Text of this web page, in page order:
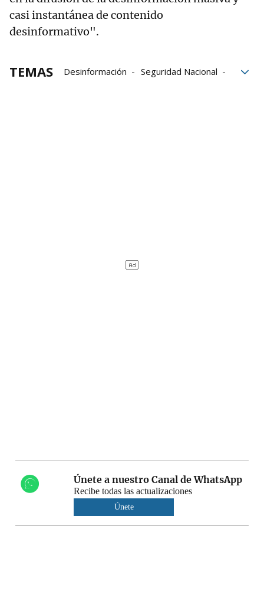
casi instantánea de contenido
desinformativo".
TEMAS Desinformación
Seguridad Nacional
Únete a nuestro Canal de WhatsApp
Recibe todas las actualizaciones
Únete